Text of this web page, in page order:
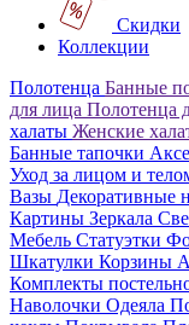
Скидки
Коллекции
Полотенца Банные
для лица Полотенца
халаты Женские
Банные тапочки
Уход за лицом и
Вазы Декоративные
Картины Зеркала
Мебель Статуэтки
Шкатулки Корзины
Комплекты
Наволочки Одеяла